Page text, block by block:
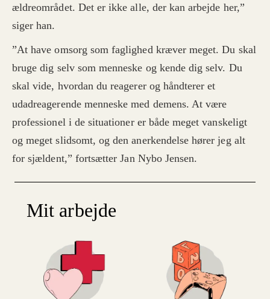
ældreområdet. Det er ikke alle, der kan arbejde her,”
siger han.
”At have omsorg som faglighed kræver meget. Du skal
bruge dig selv som menneske og kende dig selv. Du
skal vide, hvordan du reagerer og håndterer et
udadreagerende menneske med demens. At være
professionel i de situationer er både meget vanskeligt
og meget slidsomt, og den anerkendelse hører jeg alt
for sjældent,” fortsætter Jan Nybo Jensen.
Mit arbejde